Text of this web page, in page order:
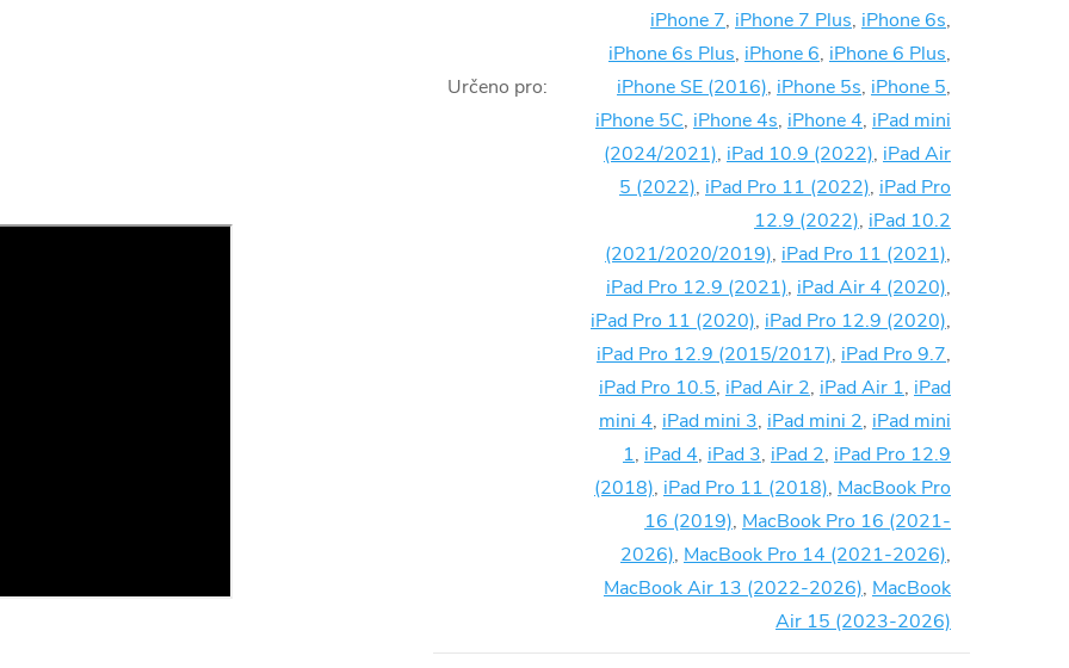
Určeno pro:
iPhone 7, iPhone 7 Plus, iPhone 6s,
iPhone 6s Plus, iPhone 6, iPhone 6 Plus,
iPhone SE (2016), iPhone 5s, iPhone 5,
iPhone 5C, iPhone 4s, iPhone 4, iPad mini
(2024/2021), iPad 10.9 (2022), iPad Air
5 (2022), iPad Pro 11 (2022), iPad Pro
12.9 (2022), iPad 10.2
(2021/2020/2019), iPad Pro 11 (2021),
iPad Pro 12.9 (2021), iPad Air 4 (2020),
iPad Pro 11 (2020), iPad Pro 12.9 (2020),
iPad Pro 12.9 (2015/2017), iPad Pro 9.7,
iPad Pro 10.5, iPad Air 2, iPad Air 1, iPad
mini 4, iPad mini 3, iPad mini 2, iPad mini
1, iPad 4, iPad 3, iPad 2, iPad Pro 12.9
(2018), iPad Pro 11 (2018), MacBook Pro
16 (2019), MacBook Pro 16 (2021-
2026), MacBook Pro 14 (2021-2026),
MacBook Air 13 (2022-2026), MacBook
Air 15 (2023-2026)